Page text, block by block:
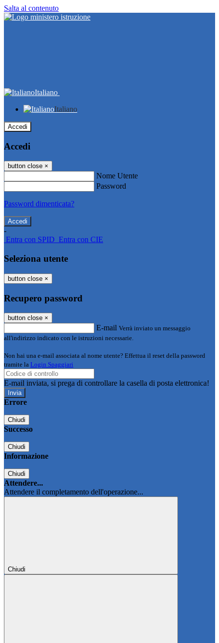
Salta al contenuto
Italiano
Italiano
Accedi
Accedi
button close ×
Nome Utente
Password
Password dimenticata?
-
Entra con SPID Entra con CIE
Seleziona utente
button close ×
Recupero password
button close ×
E-mail Verrà inviato un messaggio
all'indirizzo indicato con le istruzioni necessarie.
Non hai una e-mail associata al nome utente? Effettua il reset della password
tramite la Login Spaggiari
E-mail inviata, si prega di controllare la casella di posta elettronica!
Errore
Chiudi
Successo
Chiudi
Informazione
Chiudi
Attendere...
Attendere il completamento dell'operazione...
Chiudi